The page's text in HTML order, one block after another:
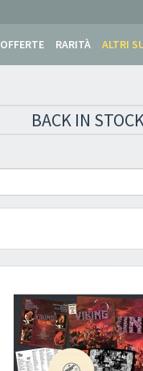
OFFERTE RARITÀ ALTRI
BACK IN